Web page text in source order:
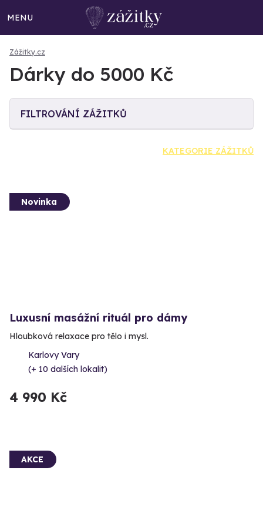
MENU
Zážitky.cz
Dárky do 5000 Kč
FILTROVÁNÍ ZÁŽITKŮ
KATEGORIE ZÁŽITKŮ
Novinka
Luxusní masážní rituál pro dámy
Hloubková relaxace pro tělo i mysl.
Karlovy Vary
(+ 10 dalších lokalit)
4 990 Kč
AKCE